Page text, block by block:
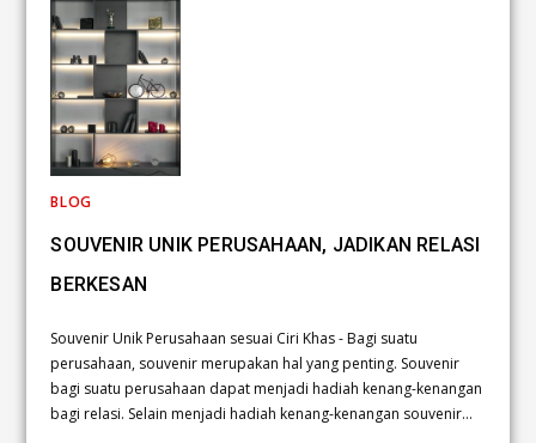
BLOG
SOUVENIR UNIK PERUSAHAAN, JADIKAN RELASI
BERKESAN
Souvenir Unik Perusahaan sesuai Ciri Khas - Bagi suatu
perusahaan, souvenir merupakan hal yang penting. Souvenir
bagi suatu perusahaan dapat menjadi hadiah kenang-kenangan
bagi relasi. Selain menjadi hadiah kenang-kenangan souvenir…